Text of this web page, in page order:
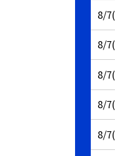
8/
8/
8/
8/
8/